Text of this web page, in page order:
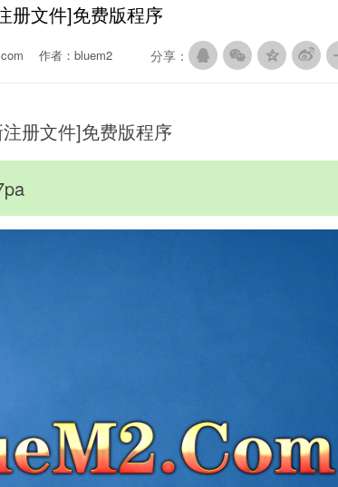
册文件]免费版程序
作者：bluem2 分享：
册文件]免费版程序